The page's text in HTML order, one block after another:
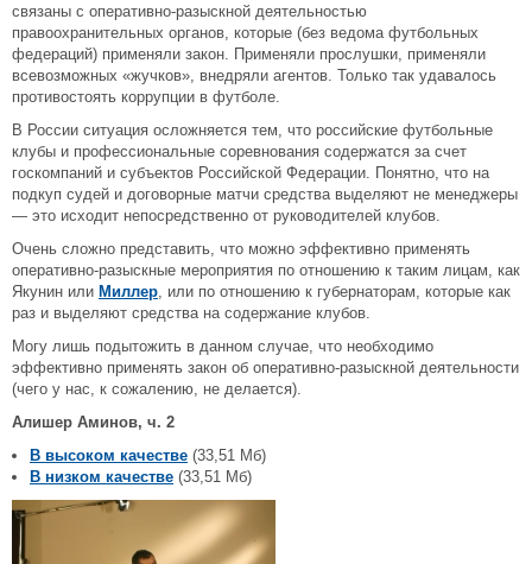
связаны с оперативно-разыскной деятельностью
правоохранительных органов, которые (без ведома футбольных
федераций) применяли закон. Применяли прослушки, применяли
всевозможных «жучков», внедряли агентов. Только так удавалось
противостоять коррупции в футболе.
В России ситуация осложняется тем, что российские футбольные
клубы и профессиональные соревнования содержатся за счет
госкомпаний и субъектов Российской Федерации. Понятно, что на
подкуп судей и договорные матчи средства выделяют не менеджеры
— это исходит непосредственно от руководителей клубов.
Очень сложно представить, что можно эффективно применять
оперативно-разыскные мероприятия по отношению к таким лицам, как
Якунин или Миллер, или по отношению к губернаторам, которые как
раз и выделяют средства на содержание клубов.
Могу лишь подытожить в данном случае, что необходимо
эффективно применять закон об оперативно-разыскной деятельности
(чего у нас, к сожалению, не делается).
Алишер Аминов, ч. 2
В высоком качестве (33,51 Мб)
В низком качестве (33,51 Мб)